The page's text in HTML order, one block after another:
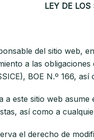
LEY DE
del sitio web,
a las
BOE N.º 166,
a este sitio web
así como a
el derecho de